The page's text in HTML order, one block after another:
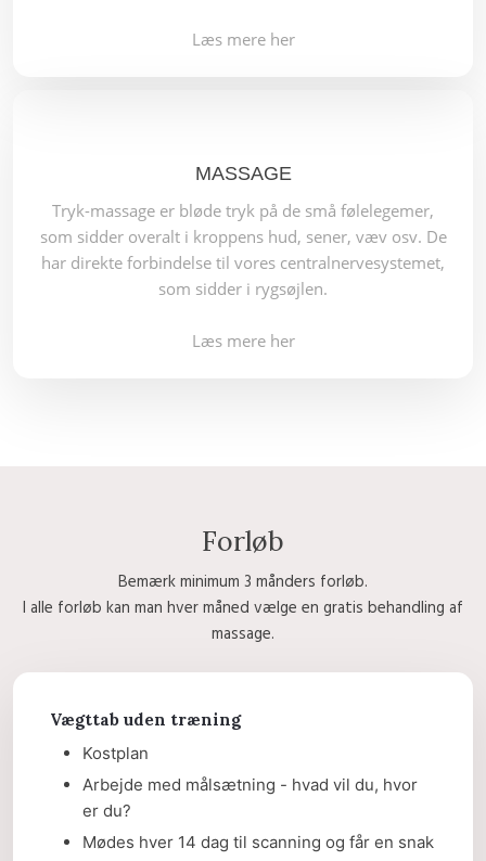
Læs mere her
MASSAGE
Tryk-massage er bløde tryk på de små følelegemer,
som sidder overalt i kroppens hud, sener, væv osv. De
har direkte forbindelse til vores centralnervesystemet,
som sidder i rygsøjlen.
Læs mere her
Forløb​
Bemærk minimum 3 månders forløb.
I alle forløb kan man hver måned vælge en gratis behandling af
massage.
Vægttab uden træning
Kostplan
Arbejde med målsætning - hvad vil du, hvor
er du?
Mødes hver 14 dag til scanning og får en snak